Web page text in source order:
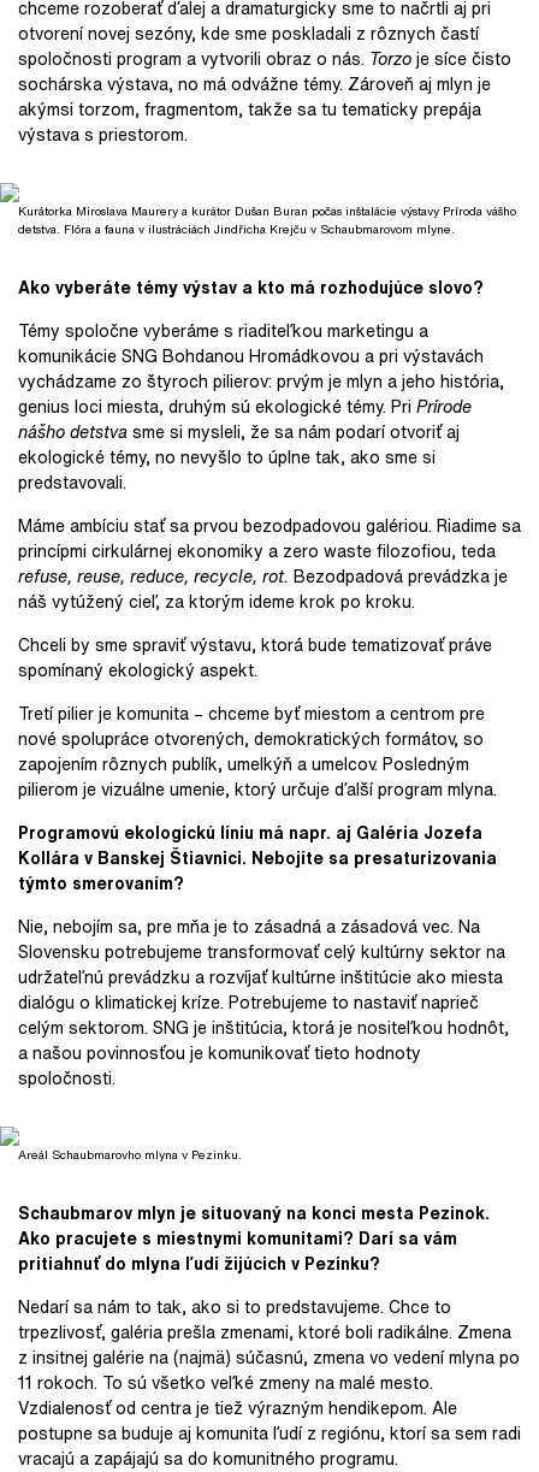
chceme rozoberať ďalej a dramaturgicky sme to načrtli aj pri
otvorení novej sezóny, kde sme poskladali z rôznych častí
spoločnosti program a vytvorili obraz o nás. Torzoje síce čisto
sochárska výstava, no má odvážne témy. Zároveň aj mlyn je
akýmsi torzom, fragmentom, takže sa tu tematicky prepája
výstava s priestorom.
Kurátorka Miroslava Maurery a kurátor Dušan Buran počas inštalácie výstavy Príroda vášho
detstva. Flóra a fauna v ilustráciách Jindřicha Krejču v Schaubmarovom mlyne.
Ako vyberáte témy výstav a kto má rozhodujúce slovo?
Témy spoločne vyberáme s riaditeľkou marketingu a
komunikácie SNG Bohdanou Hromádkovou a pri výstavách
vychádzame zo štyroch pilierov: prvým je mlyn a jeho história,
genius loci miesta, druhým sú ekologické témy. Pri Prírode
nášho detstvasme si mysleli, že sa nám podarí otvoriť aj
ekologické témy, no nevyšlo to úplne tak, ako sme si
predstavovali.
Máme ambíciu stať sa prvou bezodpadovou galériou. Riadime sa
princípmi cirkulárnej ekonomiky a zero waste filozofiou, teda
refuse, reuse, reduce, recycle, rot. Bezodpadová prevádzka je
náš vytúžený cieľ, za ktorým ideme krok po kroku.
Chceli by sme spraviť výstavu, ktorá bude tematizovať práve
spomínaný ekologický aspekt.
Tretí pilier je komunita – chceme byť miestom a centrom pre
nové spolupráce otvorených, demokratických formátov, so
zapojením rôznych publík, umelkýň a umelcov. Posledným
pilierom je vizuálne umenie, ktorý určuje ďalší program mlyna.
Programovú ekologickú líniu má napr. aj Galéria Jozefa
Kollára v Banskej Štiavnici. Nebojíte sa presaturizovania
týmto smerovaním?
Nie, nebojím sa, pre mňa je to zásadná a zásadová vec. Na
Slovensku potrebujeme transformovať celý kultúrny sektor na
udržateľnú prevádzku a rozvíjať kultúrne inštitúcie ako miesta
dialógu o klimatickej kríze. Potrebujeme to nastaviť naprieč
celým sektorom. SNG je inštitúcia, ktorá je nositeľkou hodnôt,
a našou povinnosťou je komunikovať tieto hodnoty
spoločnosti.
Areál Schaubmarovho mlyna v Pezinku.
Schaubmarov mlyn je situovaný na konci mesta Pezinok.
Ako pracujete s miestnymi komunitami? Darí sa vám
pritiahnuť do mlyna ľudí žijúcich v Pezinku?
Nedarí sa nám to tak, ako si to predstavujeme. Chce to
trpezlivosť, galéria prešla zmenami, ktoré boli radikálne. Zmena
z insitnej galérie na (najmä) súčasnú, zmena vo vedení mlyna po
11 rokoch. To sú všetko veľké zmeny na malé mesto.
Vzdialenosť od centra je tiež výrazným hendikepom. Ale
postupne sa buduje aj komunita ľudí z regiónu, ktorí sa sem radi
vracajú a zapájajú sa do komunitného programu.